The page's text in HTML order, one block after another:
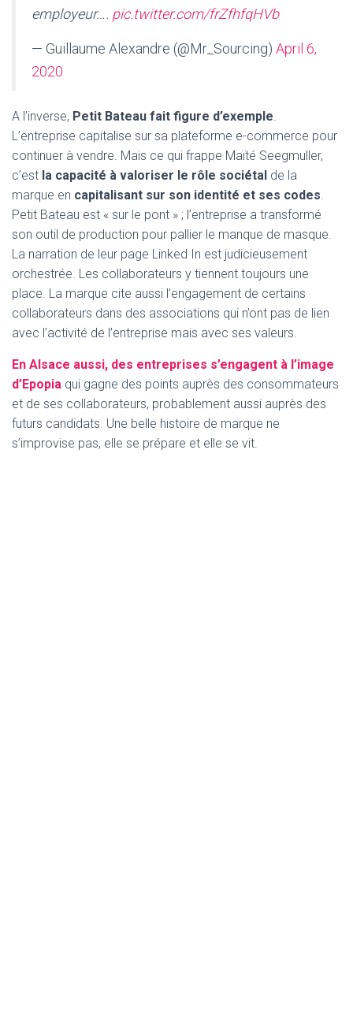
employeur…. pic.twitter.com/frZfhfqHVb
— Guillaume Alexandre (@Mr_Sourcing) April 6,
2020
A l’inverse, Petit Bateau fait figure d’exemple.
L’entreprise capitalise sur sa plateforme e-commerce pour
continuer à vendre. Mais ce qui frappe Maïté Seegmuller,
c’est la capacité à valoriser le rôle sociétal de la
marque en capitalisant sur son identité et ses codes.
Petit Bateau est « sur le pont » ; l’entreprise a transformé
son outil de production pour pallier le manque de masque.
La narration de leur page Linked In est judicieusement
orchestrée. Les collaborateurs y tiennent toujours une
place. La marque cite aussi l’engagement de certains
collaborateurs dans des associations qui n’ont pas de lien
avec l’activité de l’entreprise mais avec ses valeurs.
En Alsace aussi, des entreprises s’engagent à l’image
d’Epopia qui gagne des points auprès des consommateurs
et de ses collaborateurs, probablement aussi auprès des
futurs candidats. Une belle histoire de marque ne
s’improvise pas, elle se prépare et elle se vit.